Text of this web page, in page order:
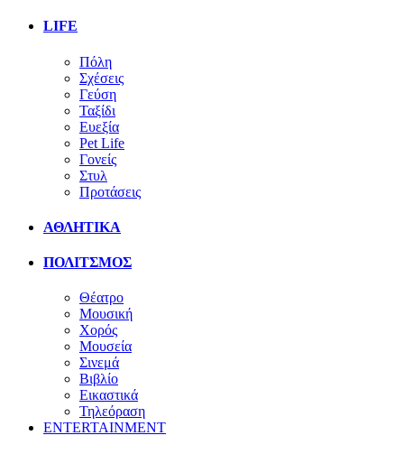
LIFE
Πόλη
Σχέσεις
Γεύση
Ταξίδι
Ευεξία
Pet Life
Γονείς
Στυλ
Προτάσεις
ΑΘΛΗΤΙΚΑ
ΠΟΛΙΤΣΜΟΣ
Θέατρο
Μουσική
Χορός
Μουσεία
Σινεμά
Βιβλίο
Εικαστικά
Τηλεόραση
ENTERTAINMENT